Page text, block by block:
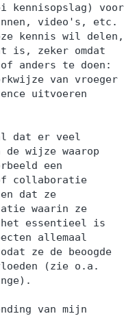
voor
video's, etc.
kennis wil delen,
is, zeker omdat
anders te doen:
van vroeger
uitvoeren
dat er veel
de wijze waarop
een
of collaboratie
en dat ze
waarin ze
het essentieel is
allemaal
ze de beoogde
(zie o.a.
van mijn